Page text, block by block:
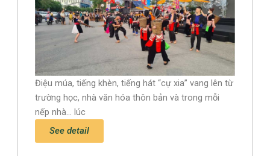
Điệu múa, tiếng khèn, tiếng hát “cự xia” vang lên từ
trường học, nhà văn hóa thôn bản và trong mỗi
nếp nhà... lúc
See detail